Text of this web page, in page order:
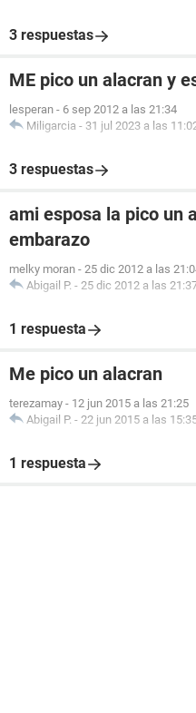
3 respuestas
ME pico un alacran y
lesperan - 6 sep 2012 a las 21:34
Miligarcia - 31 jul 2023 a las
3 respuestas
ami esposa la pico un
embarazo
melky moran - 25 dic 2012 a las
Abigail P. - 25 dic 2012 a las
1 respuesta
Me pico un alacran
terezamay - 12 jun 2015 a las 21:25
Abigail P. - 22 jun 2015 a las
1 respuesta